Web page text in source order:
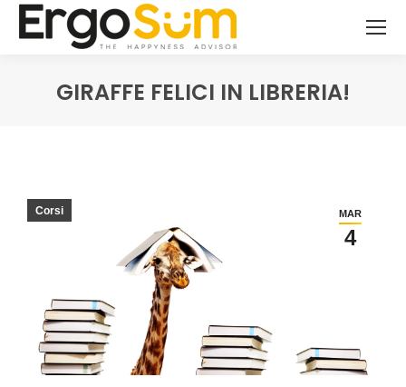
GIRAFFE FELICI IN LIBRERIA!
MAR
4
Corsi